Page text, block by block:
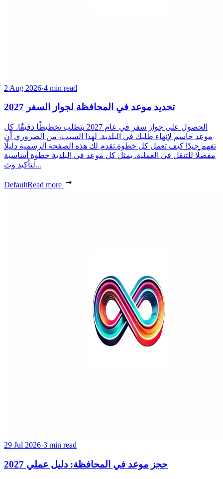
2 Aug 2026·4 min read
تحديد موعد في المحافظة لجواز السفر 2027
الحصول على جواز سفر في عام 2027 يتطلب تخطيطًا دقيقًا. كل
موعد حاسم لإنهاء طلبك في البلدية. لهذا السبب، من الضروري أن
تفهم جيدًا كيف تعمل كل خطوة.تقدم لك هذه الصفحة الرسمية دليلًا
مفصلًا للتنقل في العملية. يمثل كل موعد في البلدية خطوة أساسية
لتأكيد وث...
DefaultRead more
29 Jul 2026·3 min read
حجز موعد في المحافظة: دليل عملي 2027